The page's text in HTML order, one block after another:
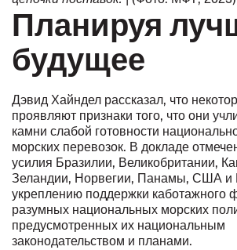
Планируя
будущее
Дэвид Хайндел рассказал, что
проявляют признаки того, что они
камни слабой готовности
морских перевозок. В докладе
усилия Бразилии, Великобритании,
Зеландии, Норвегии, Панамы, США
укреплению поддержки каботажного
разумных национальных морских
предусмотренных их национальным
законодательством и планами.